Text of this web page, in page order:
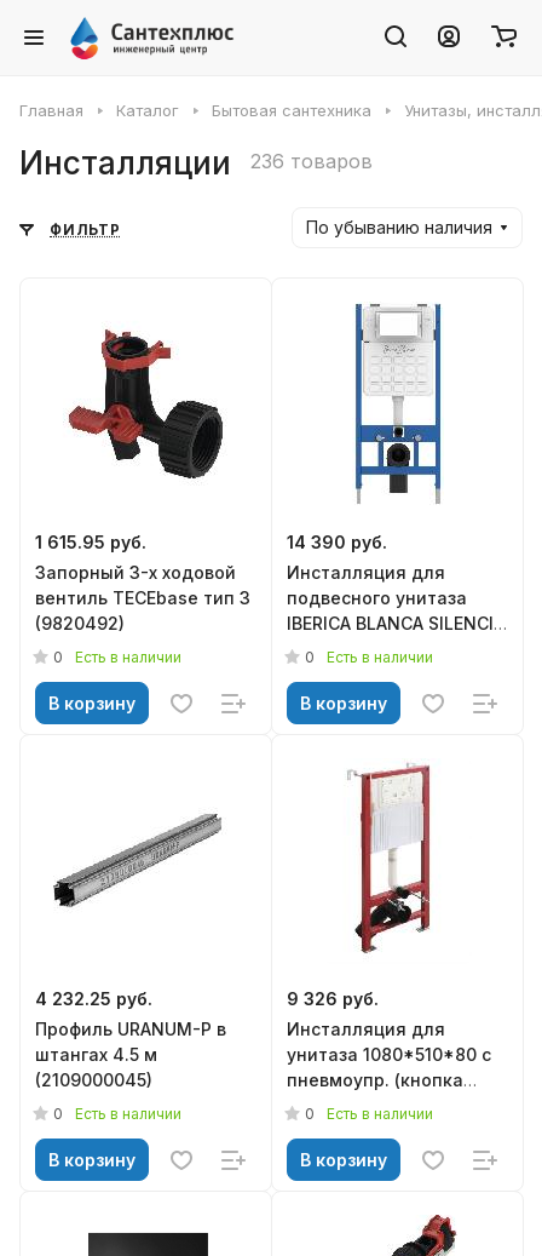
Главная Каталог Бытовая сантехника Унитазы,
Инсталляции 236 товаров
ФИЛЬТР По убыванию наличия
1 615.95 руб.
Запорный 3-х ходовой
вентиль TECEbase тип 3
(9820492)
0 Есть в наличии
В корзину
14 390 руб.
Инсталляция для
подвесного унитаза
IBERICA BLANCA SILENCIO
(IB001.0.000.000.000)
0 Есть в наличии
В корзину
4 232.25 руб.
Профиль URANUM-P в
штангах 4.5 м
(2109000045)
0 Есть в наличии
В корзину
9 326 руб.
Инсталляция для
унитаза 1080*510*80 с
пневмоупр. (кнопка
белая круг в комплекте)
0 Есть в наличии
В корзину